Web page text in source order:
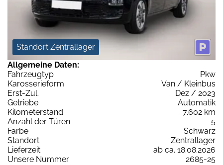
Standort Zentrallager
Allgemeine Daten:
Fahrzeugtyp
Pkw
Karosserieform
Van / Kleinbus
Erst-Zul.
Dez / 2023
Getriebe
Automatik
Kilometerstand
7.602 km
Anzahl der Türen
5
Farbe
Schwarz
Standort
Zentrallager
Lieferzeit
ab ca. 18.08.2026
Unsere Nummer
2685-25